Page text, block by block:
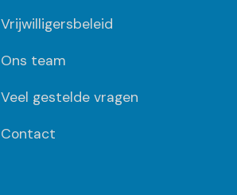
Vrijwilligersbeleid
Ons team
Veel gestelde vragen
Contact